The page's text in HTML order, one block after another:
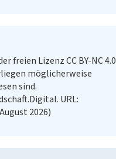
freien Lizenz CC BY-NC 4.0
möglicherweise
sind.
URL:
2026)